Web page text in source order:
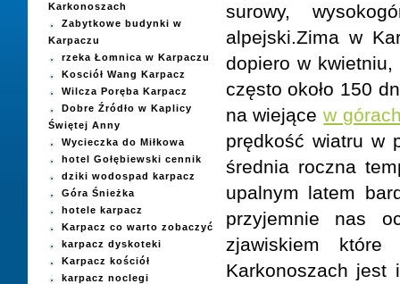
Karkonoszach
Zabytkowe budynki w
Karpaczu
rzeka Łomnica w Karpaczu
Kosciół Wang Karpacz
Wilcza Poręba Karpacz
Dobre Źródło w Kaplicy
Świętej Anny
Wycieczka do Miłkowa
hotel Gołębiewski cennik
dziki wodospad karpacz
Góra Śnieżka
hotele karpacz
Karpacz co warto zobaczyć
karpacz dyskoteki
Karpacz kościół
karpacz noclegi
surowy,
alpejski.Zima w
dopiero w
często około 150
na wiejącew
prędkość wiatru w
średnia roczna
upalnym latem
przyjemnie nas
zjawiskiem które
Karkonoszach jest